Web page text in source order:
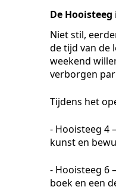
De
Niet stil,
de tijd van de
weekend
verborgen
Tijdens het
- Hooisteeg 4
kunst en
- Hooisteeg 6
boek en een